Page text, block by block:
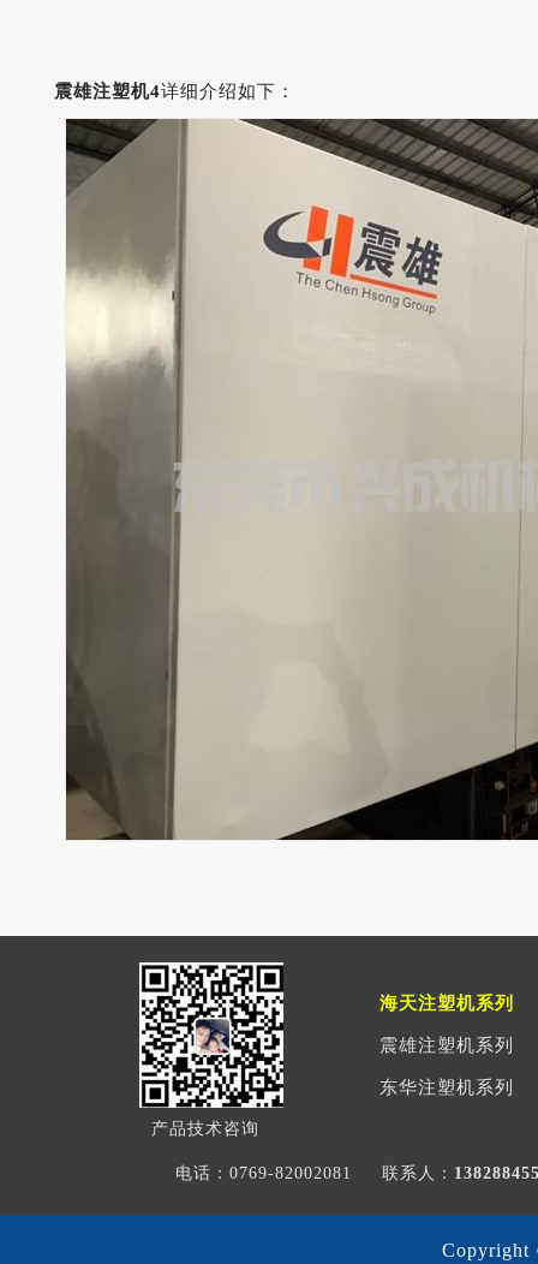
震雄注塑机4详细介绍如下：
产品技术咨询
海天注塑机系列
震雄注塑机系列
东华注塑机系列
电话：0769-82002081 联系人：
Copyright